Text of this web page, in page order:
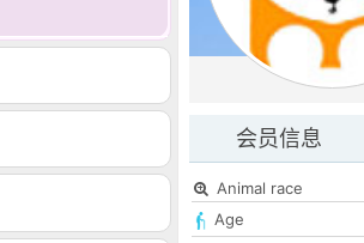
会员信息
Animal race
Age